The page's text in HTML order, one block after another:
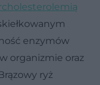
enzymów
organizmie oraz
ryż